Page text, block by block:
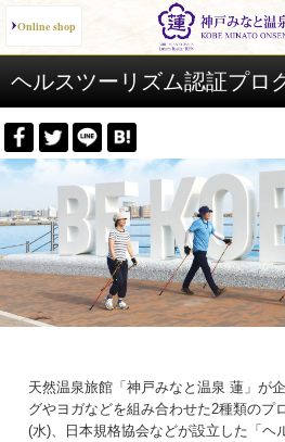
Online shop
ヘルスツーリズム認証プロ
天然温泉旅館「神戸みなと温泉 蓮」が
グやヨガなどを組み合わせた2種類のプ
(水)、日本規格協会などが設立した「ヘ